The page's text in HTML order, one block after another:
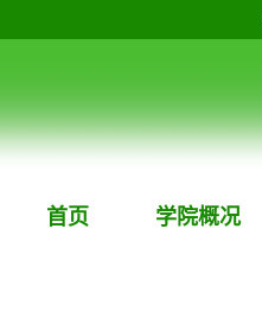
首页 学院概况